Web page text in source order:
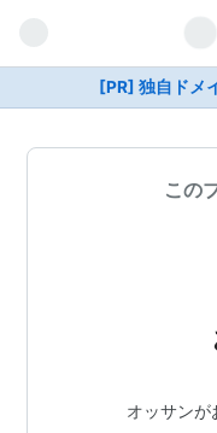
[PR] 独自ドメ
この
オッサンが